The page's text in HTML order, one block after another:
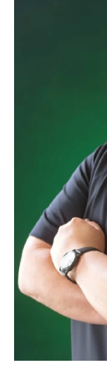
笑顔が
社会的
教室
参加
地域に
沖縄発❗️楽
ログラム紹
笑いと
毎週の
専門家
参加者
プログ
特別イ
沖縄発❗️
気に過ごす